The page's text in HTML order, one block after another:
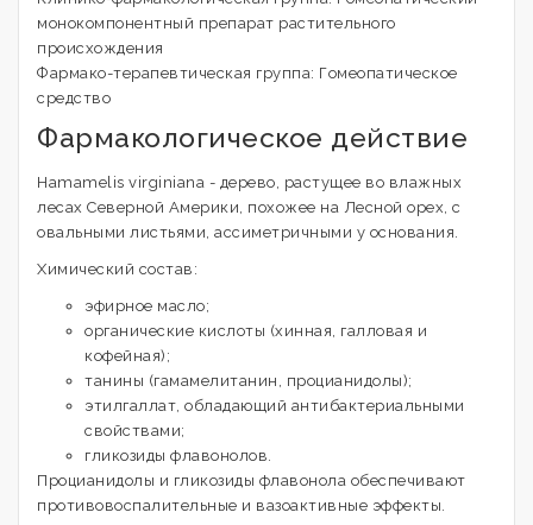
монокомпонентный препарат растительного
происхождения
Фармако-терапевтическая группа: Гомеопатическое
средство
Фармакологическое действие
Hamamelis virginiana - дерево, растущее во влажных
лесах Северной Америки, похожее на Лесной орех, с
овальными листьями, ассиметричными у основания.
Химический состав:
эфирное масло;
органические кислоты (хинная, галловая и
кофейная);
танины (гамамелитанин, процианидолы);
этилгаллат, обладающий антибактериальными
свойствами;
гликозиды флавонолов.
Процианидолы и гликозиды флавонола обеспечивают
противовоспалительные и вазоактивные эффекты.